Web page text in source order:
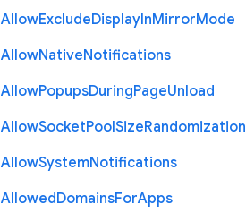
AllowExcludeDisplayInMirrorMode
AllowNativeNotifications
AllowPopupsDuringPageUnload
AllowSocketPoolSizeRandomization
AllowSystemNotifications
AllowedDomainsForApps